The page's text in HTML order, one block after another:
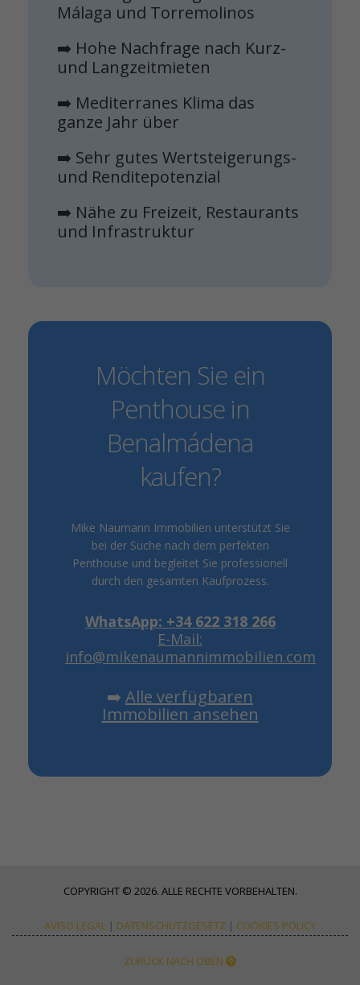
Málaga und Torremolinos
➡️ Hohe Nachfrage nach Kurz-
und Langzeitmieten
➡️ Mediterranes Klima das
ganze Jahr über
➡️ Sehr gutes Wertsteigerungs-
und Renditepotenzial
➡️ Nähe zu Freizeit, Restaurants
und Infrastruktur
Möchten Sie ein
Penthouse in
Benalmádena
kaufen?
Mike Naumann Immobilien unterstützt Sie
bei der Suche nach dem perfekten
Penthouse und begleitet Sie professionell
durch den gesamten Kaufprozess.
WhatsApp: +34 622 318 266
E-Mail:
info@mikenaumannimmobilien.com
➡️ Alle verfügbaren
Immobilien ansehen
COPYRIGHT © 2026. ALLE RECHTE VORBEHALTEN.
AVISO LEGAL | DATENSCHUTZGESETZ | COOKIES POLICY
ZURÜCK NACH OBEN